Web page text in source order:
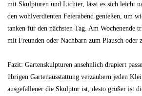
mit Skulpturen und Lichter, lässt es sich leicht
den wohlverdienten Feierabend genießen, um
tanken für den nächsten Tag. Am Wochenende
mit Freunden oder Nachbarn zum Plausch oder
Fazit: Gartenskulpturen ansehnlich drapiert
übrigen Gartenausstattung verzaubern jeden
ausgefallener die Skulptur ist, desto größer ist